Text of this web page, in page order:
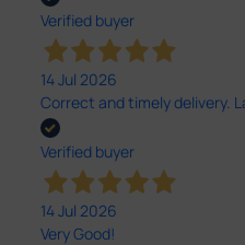
Verified buyer
14 Jul 2026
Correct and timely delivery.
Verified buyer
14 Jul 2026
Very Good!